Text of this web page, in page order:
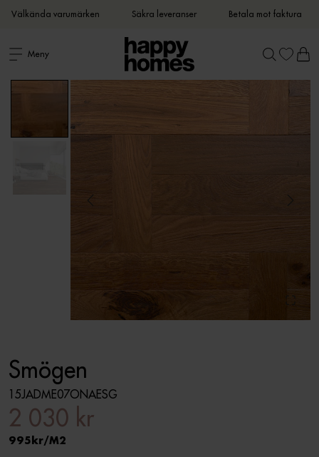
Välkända varumärken Säkra leveranser Betala mot faktura
Meny
Smögen
15JADME07ONAESG
2 030 kr
995 M2